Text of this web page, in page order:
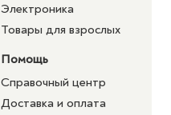
Электроника
Товары для взрослых
Помощь
Справочный центр
Доставка и оплата